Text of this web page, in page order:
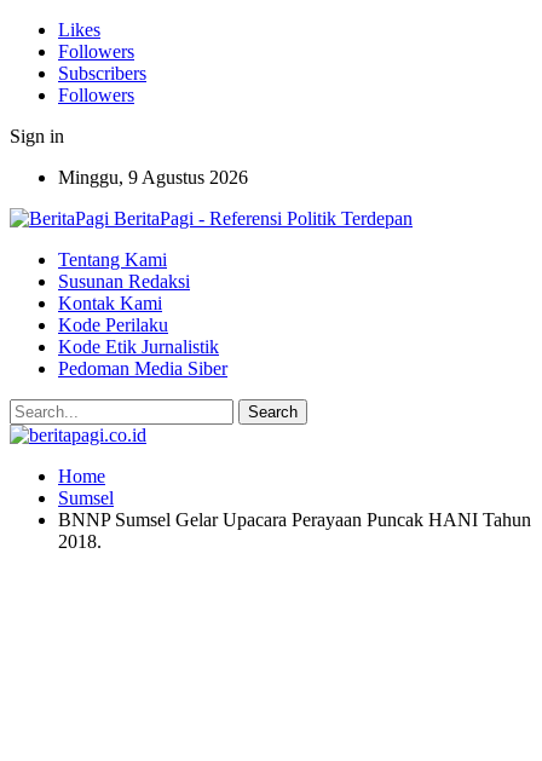
Likes
Followers
Subscribers
Followers
Sign in
Minggu, 9 Agustus 2026
BeritaPagi - Referensi Politik Terdepan
Tentang Kami
Susunan Redaksi
Kontak Kami
Kode Perilaku
Kode Etik Jurnalistik
Pedoman Media Siber
Home
Sumsel
BNNP Sumsel Gelar Upacara Perayaan Puncak HANI Tahun
2018.